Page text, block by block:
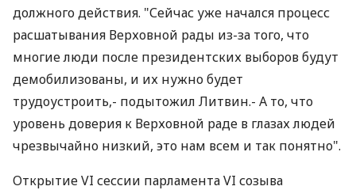
должного действия. "Сейчас уже начался процесс
расшатывания Верховной рады из-за того, что
многие люди после президентских выборов будут
демобилизованы, и их нужно будет
трудоустроить,- подытожил Литвин.- А то, что
уровень доверия к Верховной раде в глазах людей
чрезвычайно низкий, это нам всем и так понятно".
Открытие VI сессии парламента VI созыва